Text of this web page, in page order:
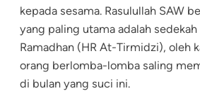
kepada sesama. Rasulullah SAW
yang paling utama adalah
Ramadhan (HR At-Tirmidzi), oleh
orang berlomba-lomba saling
di bulan yang suci ini.